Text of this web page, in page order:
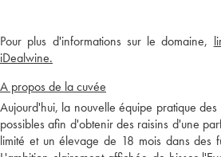
Pour plus d'informations sur le domaine,
iDealwine.
A propos de la cuvée
Aujourd'hui, la nouvelle équipe pratique
possibles afin d'obtenir des raisins d'une
limité et un élevage de 18 mois dans des